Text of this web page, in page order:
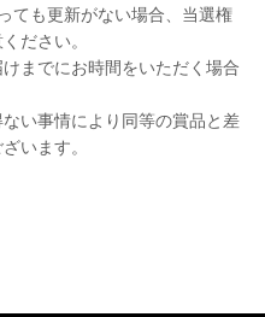
ても更新がない場合、当選権
ださい。
までにお時間をいただく場合
い事情により同等の賞品と差
います。